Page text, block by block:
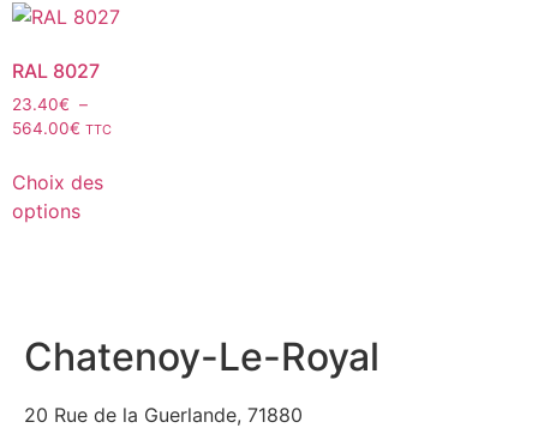
RAL 8027
23.40€ –
564.00€ TTC
Choix des
options
Chatenoy-Le-Royal
20 Rue de la Guerlande, 71880